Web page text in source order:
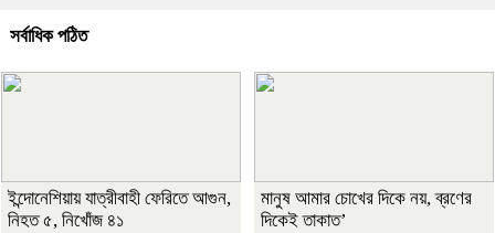
সর্বাধিক পঠিত
ইন্দোনেশিয়ায় যাত্রীবাহী ফেরিতে আগুন,
নিহত ৫, নিখোঁজ ৪১
মানুষ আমার চোখের দিকে নয়, ব্রণের
দিকেই তাকাত’